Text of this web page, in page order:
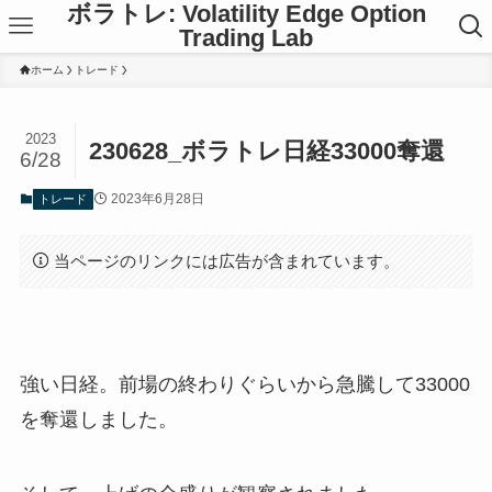
ボラトレ: Volatility Edge Option
Trading Lab
ホーム トレード
230628_ボラトレ日経33000奪還
2023
6/28
トレード 2023年6月28日
当ページのリンクには広告が含まれています。
強い日経。前場の終わりぐらいから急騰して33000
を奪還しました。